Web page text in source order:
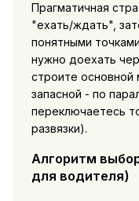
Прагматичная
"ехать/ждать",
понятными
нужно доехать
строите основной
запасной - по
переключаетесь
развязки).
Алгоритм
для водителя)